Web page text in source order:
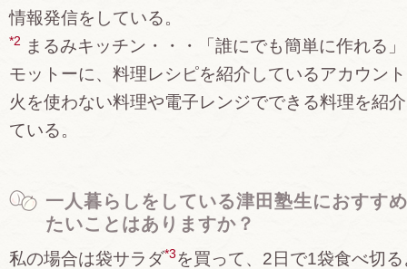
情報発信をしている。
*2
まるみキッチン・・・「誰にでも簡単に作れる
モットーに、料理レシピを紹介しているアカウン
火を使わない料理や電子レンジでできる料理を紹
ている。
一人暮らしをしている津田塾生におすす
たいことはありますか？
私の場合は袋サラダ*3を買って、2日で1袋食べ切る